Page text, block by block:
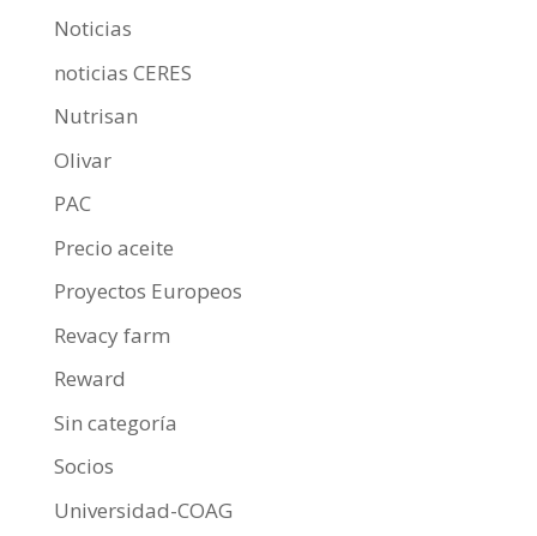
Noticias
noticias CERES
Nutrisan
Olivar
PAC
Precio aceite
Proyectos Europeos
Revacy farm
Reward
Sin categoría
Socios
Universidad-COAG